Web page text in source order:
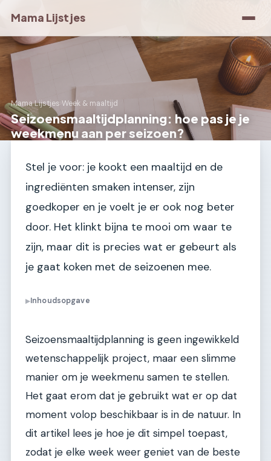
Mama Lijstjes
Mama Lijstjes Week & maaltijd
Seizoensmaaltijdplanning: hoe pas je je
weekmenu aan per seizoen?
Stel je voor: je kookt een maaltijd en de
ingrediënten smaken intenser, zijn
goedkoper en je voelt je er ook nog beter
door. Het klinkt bijna te mooi om waar te
zijn, maar dit is precies wat er gebeurt als
je gaat koken met de seizoenen mee.
▶Inhoudsopgave
Seizoensmaaltijdplanning is geen ingewikkeld
wetenschappelijk project, maar een slimme
manier om je weekmenu samen te stellen.
Het gaat erom dat je gebruikt wat er op dat
moment volop beschikbaar is in de natuur. In
dit artikel lees je hoe je dit simpel toepast,
zodat je elke week weer geniet van de beste